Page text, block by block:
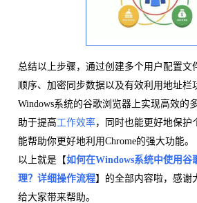
总结以上步骤，通过创建多个用户配置文
顺序、加密同步数据以及有效利用地址栏
Windows系统的谷歌浏览器上实现高效的
助于提高工作效率，同时也能更好地保护
能帮助你更好地利用Chrome的强大功能。
以上就是【如何在Windows系统中使用谷
理？详细操作流程】的全部内容啦，感谢
给大家带来帮助。